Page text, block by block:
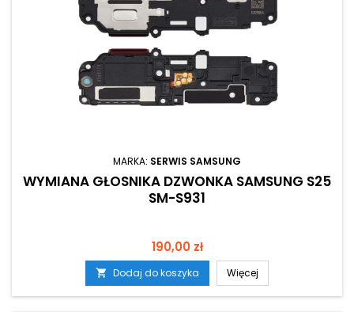
MARKA: SERWIS SAMSUNG
WYMIANA GŁOSNIKA DZWONKA SAMSUNG S25
SM-S931
Cena
190,00 zł
 Dodaj do koszyka Więcej